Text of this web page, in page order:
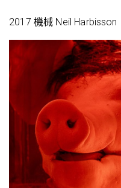
2017 機械 Neil Harbisson